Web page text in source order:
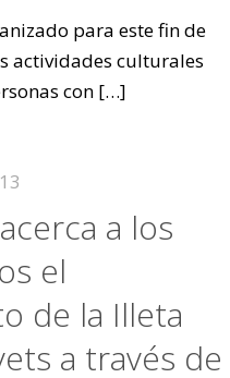
para este fin de
actividades culturales
con[…]
a los
el
de la Illeta
a través de